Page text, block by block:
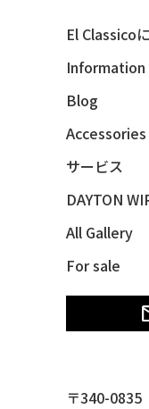
47 CHEVY
48 CHEVY 3100
48 CHEVY FLEET
48 CHEVY
49 MERCURY
50 CHEVY
50 CHEVY
El Classico
Information
Blog
Accessories
サービス
DAYTON
All Gallery
For sale
〒340-